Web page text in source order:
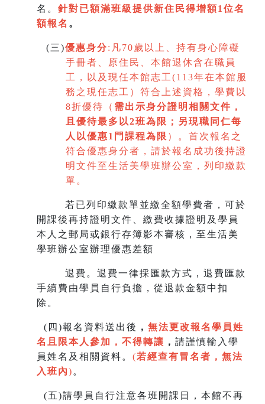
名。 針對已額滿班級提供新住民得增額1 位名
額報名 。
(三)優惠身分: 凡70歲以上、持有身心障礙
手冊者、原住民、本館退休含在職員
工，以及現任本館志工(113年在本館服
務之現任志工）符合上述資格，學費以
8折優待（ 需出示身分證明相關文件，
且優待最多以2班為限 ； 另現職同仁每
人以優惠1門課程為限 ）。首次報名之
符合優惠身分者，請於報名成功後持證
明文件至生活美學班辦公室，列印繳款
單。
若已列印繳款單並繳全額學費者，可於
開課後再持證明文件、繳費收據證明及學員
本人之郵局或銀行存簿影本審核，至生活美
學班辦公室辦理優惠差額
退費。退費一律採匯款方式，退費匯款
手續費由學員自行負擔，從退款金額中扣
除。
( 四)報名資料送出後 ， 無法更改報名學員姓
名且限本人參加，不得轉讓 ， 請謹慎輸入學
員姓名及相關資料。 (若經查有冒名者，無法
入班內) 。
(五)請學員自行注意各班開課日，本館不再